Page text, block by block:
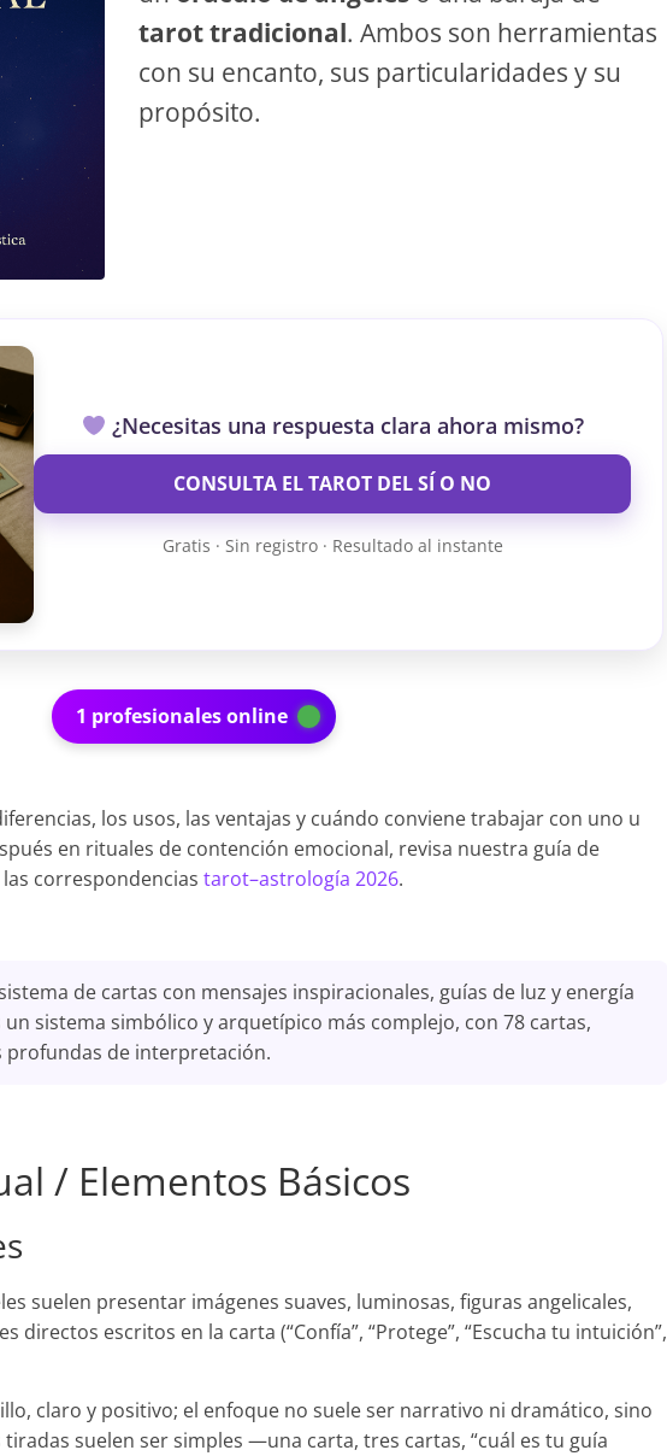
tarot tradicional. Ambos son herramientas
con su encanto, sus particularidades y su
propósito.
¿Necesitas una respuesta clara ahora mismo?
CONSULTA EL TAROT DEL SÍ O NO
Gratis · Sin registro · Resultado al instante
1 profesionales online
los usos, las ventajas y cuándo conviene trabajar con uno u
en rituales de contención emocional, revisa nuestra guía de
las correspondencias tarot–astrología 2026.
de cartas con mensajes inspiracionales, guías de luz y energía
sistema simbólico y arquetípico más complejo, con 78 cartas,
de interpretación.
/ Elementos Básicos
suelen presentar imágenes suaves, luminosas, figuras angelicales,
directos escritos en la carta (“Confía”, “Protege”, “Escucha tu intuición”,
claro y positivo; el enfoque no suele ser narrativo ni dramático, sino
suelen ser simples —una carta, tres cartas, “cuál es tu guía
5 MINUTOS
detiene al finalizar el crédito